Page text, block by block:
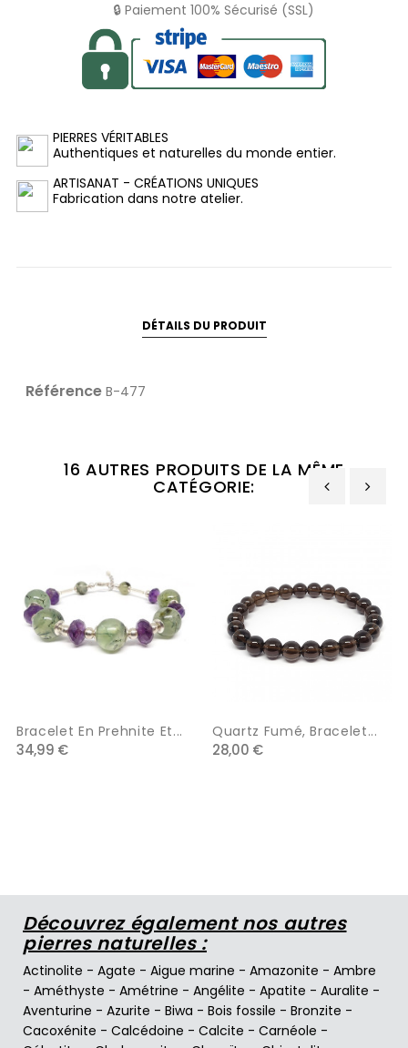
🔒 Paiement 100% Sécurisé (SSL)
PIERRES VÉRITABLES
Authentiques et naturelles du monde entier.
ARTISANAT - CRÉATIONS UNIQUES
Fabrication dans notre atelier.
DÉTAILS DU PRODUIT
Référence B-477
16 AUTRES PRODUITS DE LA MÊME
CATÉGORIE:
Bracelet En Prehnite Et...
34,99 €
Quartz Fumé, Bracelet...
28,00 €
Découvrez également nos autres
pierres naturelles :
Actinolite - Agate - Aigue marine - Amazonite - Ambre
- Améthyste - Amétrine - Angélite - Apatite - Auralite -
Aventurine - Azurite - Biwa - Bois fossile - Bronzite -
Cacoxénite - Calcédoine - Calcite - Carnéole -